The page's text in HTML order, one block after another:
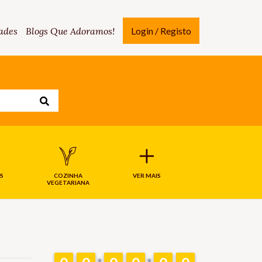
Blogs Que Adoramos! Login / Registo
COZINHA
VEGETARIANA
VER MAIS